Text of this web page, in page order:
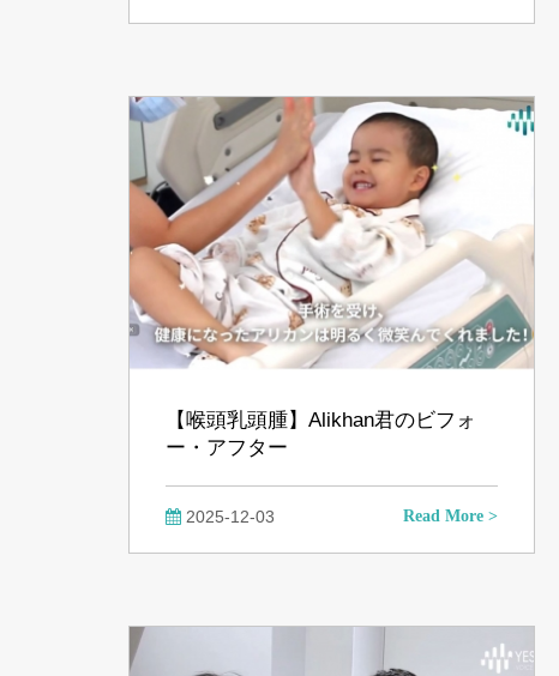
【喉頭乳頭腫】Alikhan君のビフォ
ー・アフター
2025-12-03 Read More >